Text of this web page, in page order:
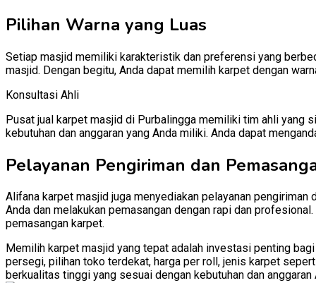
Pilihan Warna yang Luas
Setiap masjid memiliki karakteristik dan preferensi yang
masjid. Dengan begitu, Anda dapat memilih karpet dengan
Konsultasi Ahli
Pusat jual karpet masjid di Purbalingga memiliki tim ahli yang
kebutuhan dan anggaran yang Anda miliki. Anda dapat
Pelayanan Pengiriman dan
Alifana karpet masjid juga menyediakan pelayanan pengiriman
Anda dan melakukan pemasangan dengan rapi dan
pemasangan karpet.
Memilih karpet masjid yang tepat adalah investasi penting
persegi, pilihan toko terdekat, harga per roll, jenis karpet
berkualitas tinggi yang sesuai dengan kebutuhan dan